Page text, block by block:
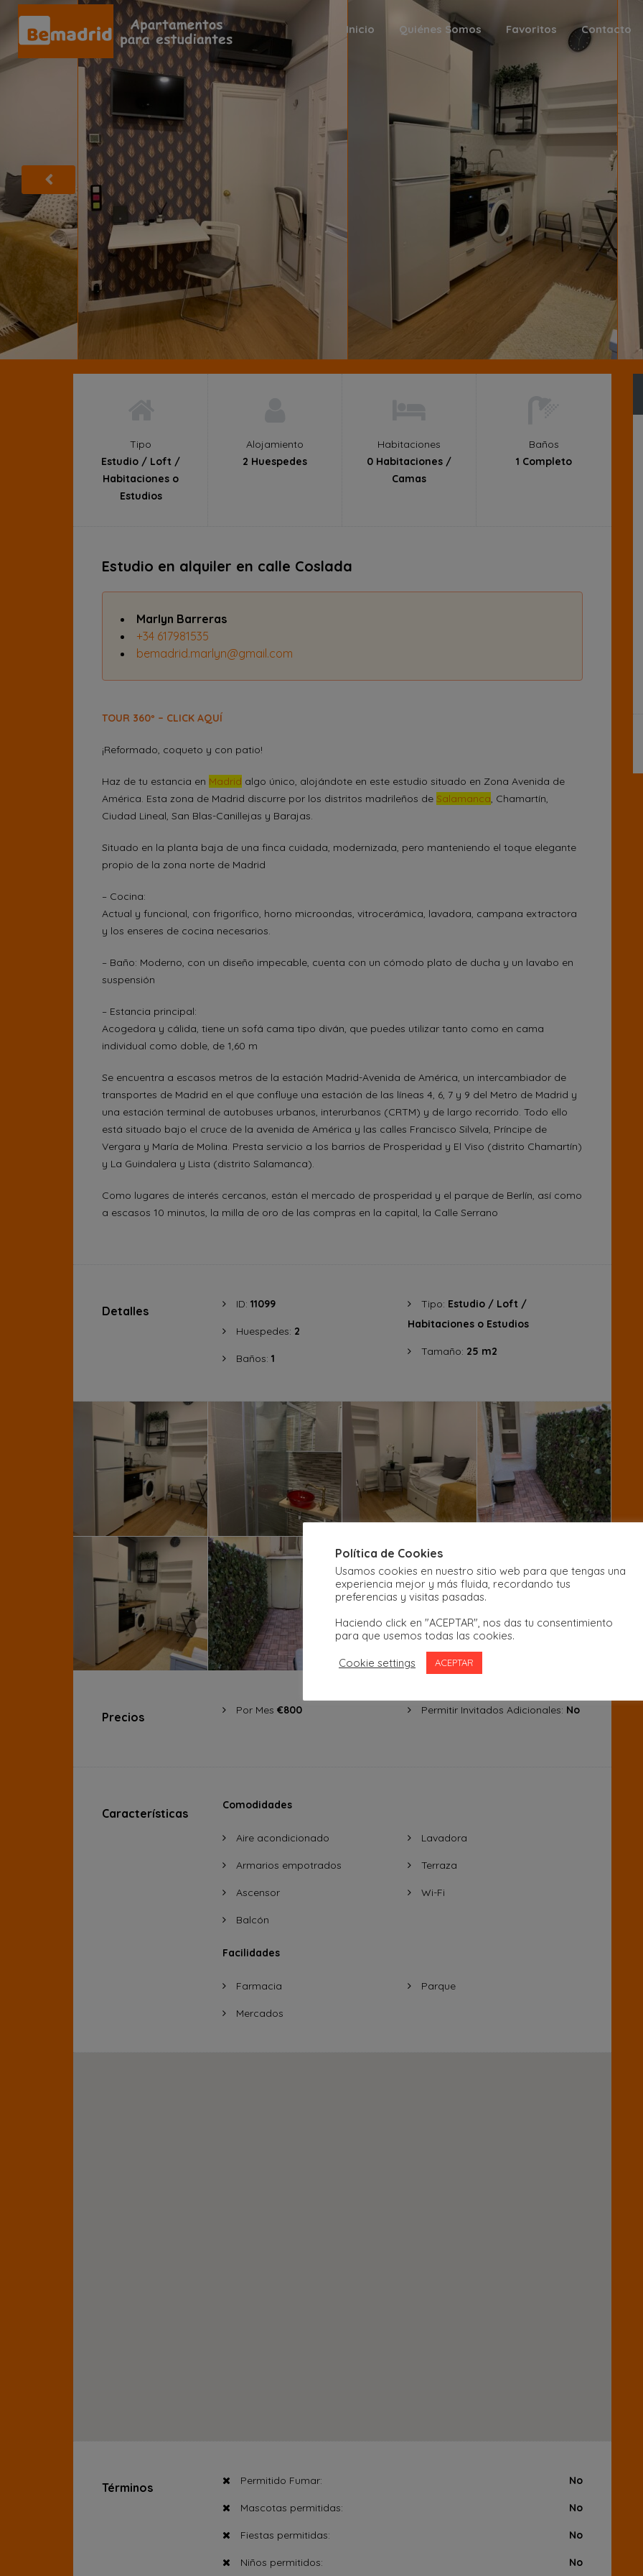
Inicio Quiénes Somos Favoritos Contacto
Tipo
Estudio / Loft /
Habitaciones o
Estudios
Alojamiento
2 Huespedes
Habitaciones
0 Habitaciones /
Camas
Baños
1 Completo
Estudio en alquiler en calle Coslada
Marlyn Barreras
+34 617981535
bemadrid.marlyn@gmail.com
TOUR 360º – CLICK AQUÍ
¡Reformado, coqueto y con patio!
Haz de tu estancia en Madrid algo único, alojándote en este estudio situado en Zona Avenida de
América. Esta zona de Madrid discurre por los distritos madrileños de Salamanca, Chamartín,
Ciudad Lineal, San Blas-Canillejas y Barajas.
Situado en la planta baja de una finca cuidada, modernizada, pero manteniendo el toque elegante
propio de la zona norte de Madrid
– Cocina:
Actual y funcional, con frigorífico, horno microondas, vitrocerámica, lavadora, campana extractora
y los enseres de cocina necesarios.
– Baño: Moderno, con un diseño impecable, cuenta con un cómodo plato de ducha y un lavabo en
suspensión
– Estancia principal:
Acogedora y cálida, tiene un sofá cama tipo diván, que puedes utilizar tanto como en cama
individual como doble, de 1,60 m
Se encuentra a escasos metros de la estación Madrid-Avenida de América, un intercambiador de
transportes de Madrid en el que confluye una estación de las líneas 4, 6, 7 y 9 del Metro de Madrid y
una estación terminal de autobuses urbanos, interurbanos (CRTM) y de largo recorrido. Todo ello
está situado bajo el cruce de la avenida de América y las calles Francisco Silvela, Príncipe de
Vergara y María de Molina. Presta servicio a los barrios de Prosperidad y El Viso (distrito Chamartín)
y La Guindalera y Lista (distrito Salamanca).
Como lugares de interés cercanos, están el mercado de prosperidad y el parque de Berlín, así como
a escasos 10 minutos, la milla de oro de las compras en la capital, la Calle Serrano
Detalles ID: 11099
Huespedes: 2
Baños: 1
Tipo: Estudio / Loft /
Habitaciones o Estudios
Tamaño: 25 m2
Precios Por Mes €800 Permitir Invitados Adicionales: No
Características
Comodidades
Aire acondicionado
Armarios empotrados
Ascensor
Balcón
Lavadora
Terraza
Wi-Fi
Facilidades
Farmacia
Mercados
Parque
Términos Permitido Fumar: No
Mascotas permitidas: No
Fiestas permitidas: No
Niños permitidos: No
Política de Cookies
Usamos cookies en nuestro sitio web para que tengas una
experiencia mejor y más fluida, recordando tus
preferencias y visitas pasadas.
Haciendo click en "ACEPTAR", nos das tu consentimiento
para que usemos todas las cookies.
Cookie settings
ACEPTAR